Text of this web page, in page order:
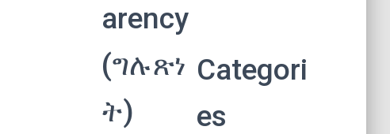
arency
(ግሉጽነ
ት)
Categori
es